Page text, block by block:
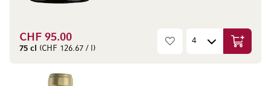
CHF 95.00
75 cl (CHF 126.67 / l) In den